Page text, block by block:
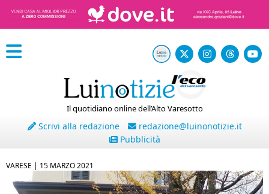
Il quotidiano online dell’Alto Varesotto
Scrivi alla redazione
redazione@luinonotizie.it
Pubblicità
VARESE | 15 MARZO 2021